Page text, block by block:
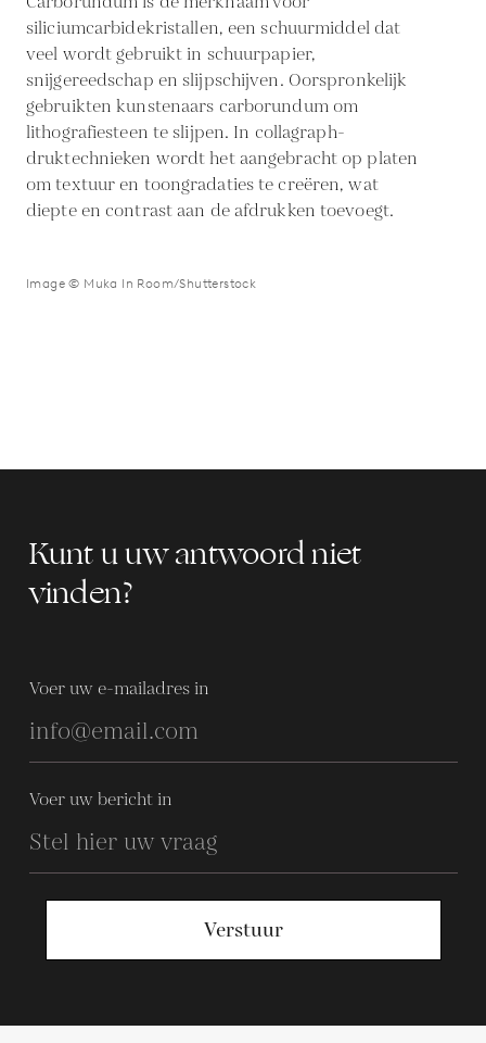
siliciumcarbidekristallen, een schuurmiddel dat
veel wordt gebruikt in schuurpapier,
snijgereedschap en slijpschijven. Oorspronkelijk
gebruikten kunstenaars carborundum om
lithografiesteen te slijpen. In collagraph-
druktechnieken wordt het aangebracht op platen
om textuur en toongradaties te creëren, wat
diepte en contrast aan de afdrukken toevoegt.
Image © Muka In Room/Shutterstock
Kunt u uw antwoord niet
vinden?
Voer uw e-mailadres in
Voer uw bericht in
Verstuur